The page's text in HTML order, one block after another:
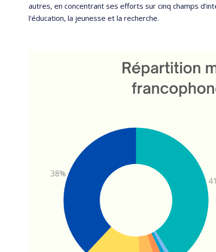
autres, en concentrant ses efforts sur cinq champs
l'éducation, la jeunesse et la recherche.